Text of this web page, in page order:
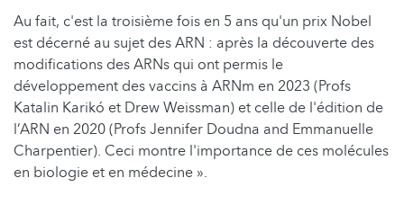
Au fait, c'est la troisième fois en 5 ans qu'un prix Nobel
est décerné au sujet des ARN : après la découverte des
modifications des ARNs qui ont permis le
développement des vaccins à ARNm en 2023 (Profs
Katalin Karikó et Drew Weissman) et celle de l'édition de
l’ARN en 2020 (Profs Jennifer Doudna and Emmanuelle
Charpentier). Ceci montre l'importance de ces molécules
en biologie et en médecine ».